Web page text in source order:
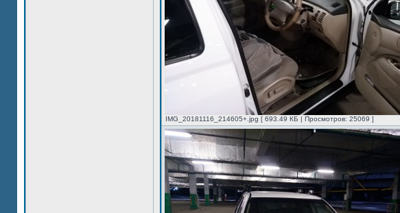
IMG_20181116_214605+.jpg [ 693.49 КБ | Просмотров: 25069 ]